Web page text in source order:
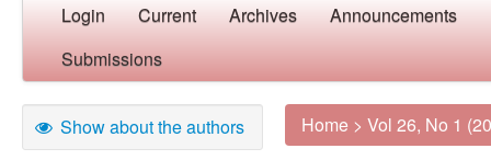
Login Current Archives Announcements
Submissions
Show about the authors Home > Vol 26, No 1